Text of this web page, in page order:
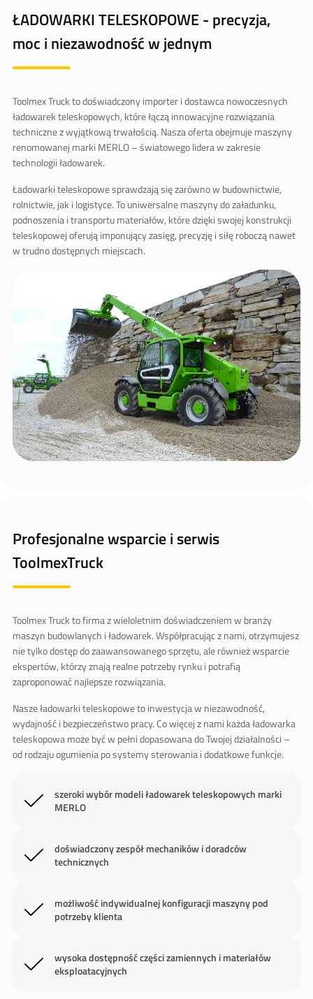
ŁADOWARKI TELESKOPOWE - precyzja,
moc i niezawodność w jednym
Toolmex Truckto doświadczony importer i dostawca nowoczesnych
ładowarek teleskopowych, które łączą innowacyjne rozwiązania
techniczne z wyjątkową trwałością. Nasza oferta obejmuje maszyny
renomowanej marki MERLO– światowego lidera w zakresie
technologii ładowarek.
Ładowarki teleskopowe sprawdzają się zarówno w budownictwie,
rolnictwie, jak i logistyce. To uniwersalne maszyny do załadunku,
podnoszenia i transportu materiałów, które dzięki swojej konstrukcji
teleskopowej oferują imponujący zasięg, precyzję i siłę roboczą nawet
w trudno dostępnych miejscach.
Profesjonalne wsparcie i serwis
ToolmexTruck
Toolmex Truck to firma z wieloletnim doświadczeniem w branży
maszyn budowlanych i ładowarek. Współpracując z nami, otrzymujesz
nie tylko dostęp dozaawansowanego sprzętu, ale również wsparcie
ekspertów, którzy znają realne potrzeby rynku i potrafią
zaproponować najlepsze rozwiązania.
Nasze ładowarki teleskopoweto inwestycja w niezawodność,
wydajność i bezpieczeństwo pracy. Co więcej z nami każdaładowarka
teleskopowamoże być w pełni dopasowana do Twojej działalności –
od rodzaju ogumienia po systemy sterowania i dodatkowe funkcje.
szeroki wybór modeli ładowarek teleskopowych marki
MERLO
doświadczony zespół mechaników i doradców
technicznych
możliwość indywidualnej konfiguracji maszyny pod
potrzeby klienta
wysoka dostępność części zamiennych i materiałów
eksploatacyjnych